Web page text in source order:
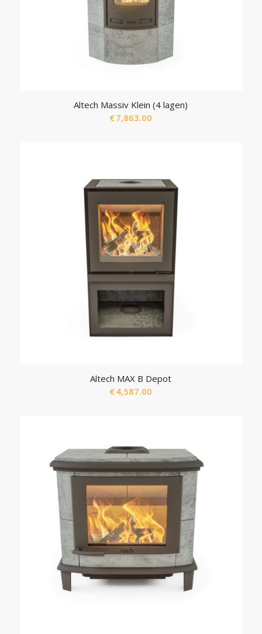
Altech Massiv Klein (4 lagen)
€7,863.00
Altech MAX B Depot
€4,587.00